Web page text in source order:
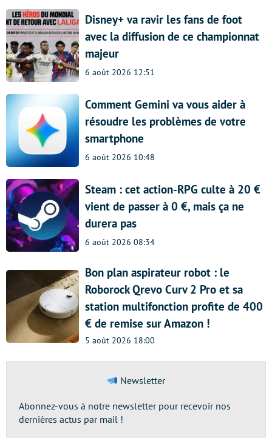
Disney+ va ravir les fans de foot
avec la diffusion de ce championnat
majeur
6 août 2026 12:51
Comment Gemini va vous aider à
résoudre les problèmes de votre
smartphone
6 août 2026 10:48
Steam : cet action-RPG culte à 20 €
vient de passer à 0 €, mais ça ne
durera pas
6 août 2026 08:34
Bon plan aspirateur robot : le
Roborock Qrevo Curv 2 Pro et sa
station multifonction profite de 400
€ de remise sur Amazon !
5 août 2026 18:00
Newsletter
Abonnez-vous à notre newsletter pour recevoir nos
dernières actus par mail !